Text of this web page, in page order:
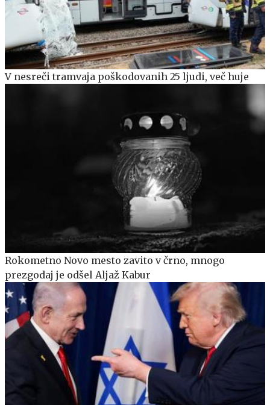
V nesreči tramvaja poškodovanih 25 ljudi, več huje
Rokometno Novo mesto zavito v črno, mnogo
prezgodaj je odšel Aljaž Kabur